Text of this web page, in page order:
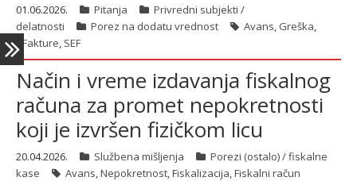
01.06.2026. Pitanja
Privredni subjekti /
delatnosti
Porez na dodatu vrednost Avans, Greška,
eFakture, SEF
Način i vreme izdavanja fiskalnog
računa za promet nepokretnosti
koji je izvršen fizičkom licu
20.04.2026. Službena mišljenja
Porezi (ostalo) / fiskalne
kase
Avans,Nepokretnost,Fiskalizacija,Fiskalni račun